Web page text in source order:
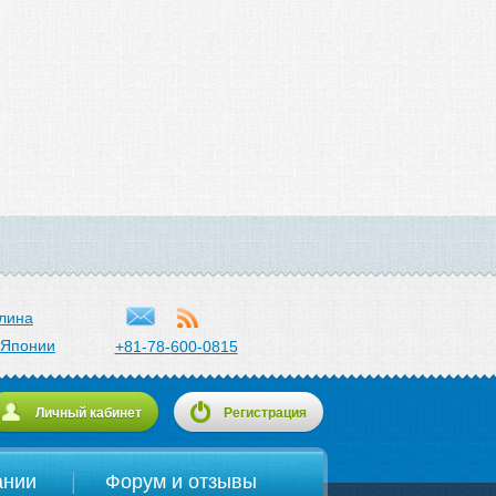
Японии
+81-78-600-0815
Личный кабинет Регистрация
Форум и отзывы